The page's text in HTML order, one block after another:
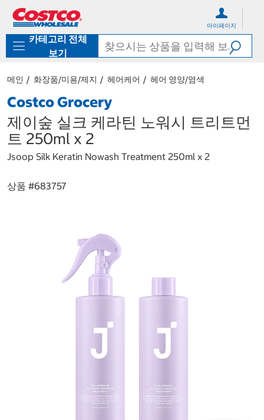
로
기
가
마이페이지
카테고리 전체
보기
메인 화장품/미용/제지 헤어케어 헤어 영양/염색
Costco Grocery
제이숲 실크 케라틴 노워시 트리트먼
트 250ml x 2
Jsoop Silk Keratin Nowash Treatment 250ml x 2
상품 #683757